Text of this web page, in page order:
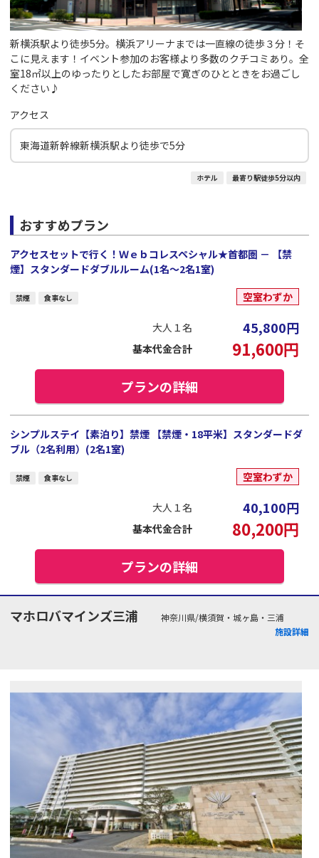
新横浜駅より徒歩5分。横浜アリーナまでは一直線の徒歩３分！そ
こに見えます！イベント参加のお客様より多数のクチコミあり。全
室18㎡以上のゆったりとしたお部屋で寛ぎのひとときをお過ごし
ください♪
アクセス
東海道新幹線新横浜駅より徒歩で5分
ホテル 最寄り駅徒歩5分以内
おすすめプラン
アクセスセットで行く！Ｗｅｂコレスペシャル★首都圏 － 【禁
煙】スタンダードダブルルーム(1名～2名1室)
禁煙 食事なし 空室わずか
大人１名 45,800円
基本代金合計 91,600円
プランの詳細
シンプルステイ【素泊り】禁煙 【禁煙・18平米】スタンダードダ
ブル（2名利用）(2名1室)
禁煙 食事なし 空室わずか
大人１名 40,100円
基本代金合計 80,200円
プランの詳細
マホロバマインズ三浦
神奈川県/横須賀・城ヶ島・三浦
施設詳細